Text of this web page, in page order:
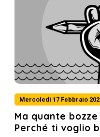
Mercoledì 17 Febbraio
Ma quante
Perché ti voglio